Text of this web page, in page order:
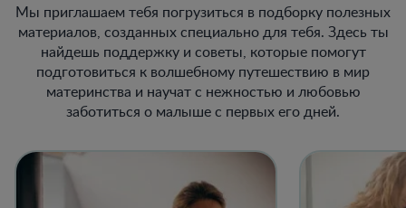
Мы приглашаем тебя погрузиться в подборку полезных
материалов, созданных специально для тебя. Здесь ты
найдешь поддержку и советы, которые помогут
подготовиться к волшебному путешествию в мир
материнства и научат с нежностью и любовью
заботиться о малыше с первых его дней.